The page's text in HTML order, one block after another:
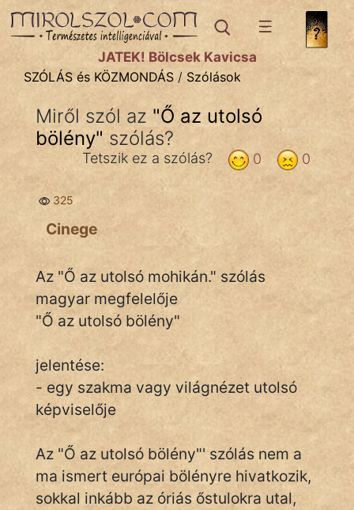
SZÓLÁS ÉS KÖZMONDÁStémák:
Bibliai
Közmondások
Szállóigék
Szóláscsoportok
Szólások
Tréfás
IRODALOM
SZÓLÁS
KÖZMONDÁS
JÁTÉK! Bölcsek Kavicsa
SZÓLÁS és KÖZMONDÁS / Szólások
Miről szól az "Ő az utolsó
bölény" szólás?
0
0
Tetszik ez a szólás?
325
Cinege
Az "Ő az utolsó mohikán." szólás
magyar megfelelője
"Ő az utolsó bölény"
jelentése:
- egy szakma vagy világnézet utolsó
képviselője
Az "Ő az utolsó bölény"' szólás nem a
ma ismert európai bölényre hivatkozik,
sokkal inkább az óriás őstulokra utal,